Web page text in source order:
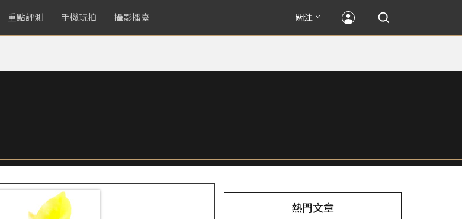
重點評測 手機玩拍 攝影擂臺 關注
熱門文章